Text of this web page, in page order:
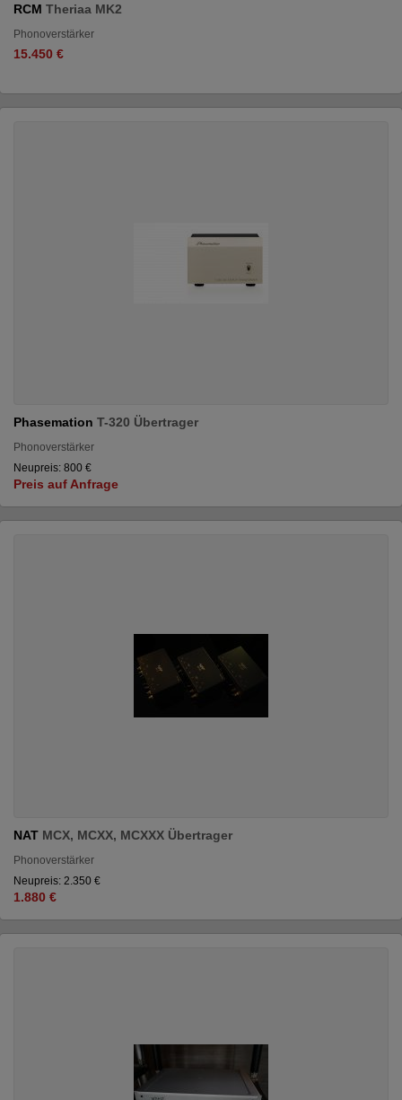
RCM Theriaa MK2
Phonoverstärker
15.450 €
Phasemation T-320 Übertrager
Phonoverstärker
Neupreis: 800 €
Preis auf Anfrage
NAT MCX, MCXX, MCXXX Übertrager
Phonoverstärker
Neupreis: 2.350 €
1.880 €